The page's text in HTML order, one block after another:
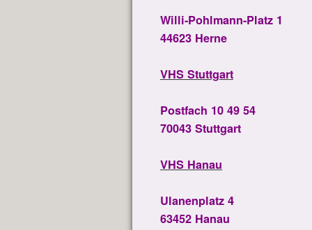
Willi-Pohlmann-Platz 1
44623 Herne
VHS Stuttgart
Postfach 10 49 54
70043 Stuttgart
VHS Hanau
Ulanenplatz 4
63452 Hanau